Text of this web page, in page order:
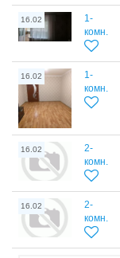
16.02
1-
комн.
16.02
1-
комн.
16.02
2-
комн.
16.02
2-
комн.